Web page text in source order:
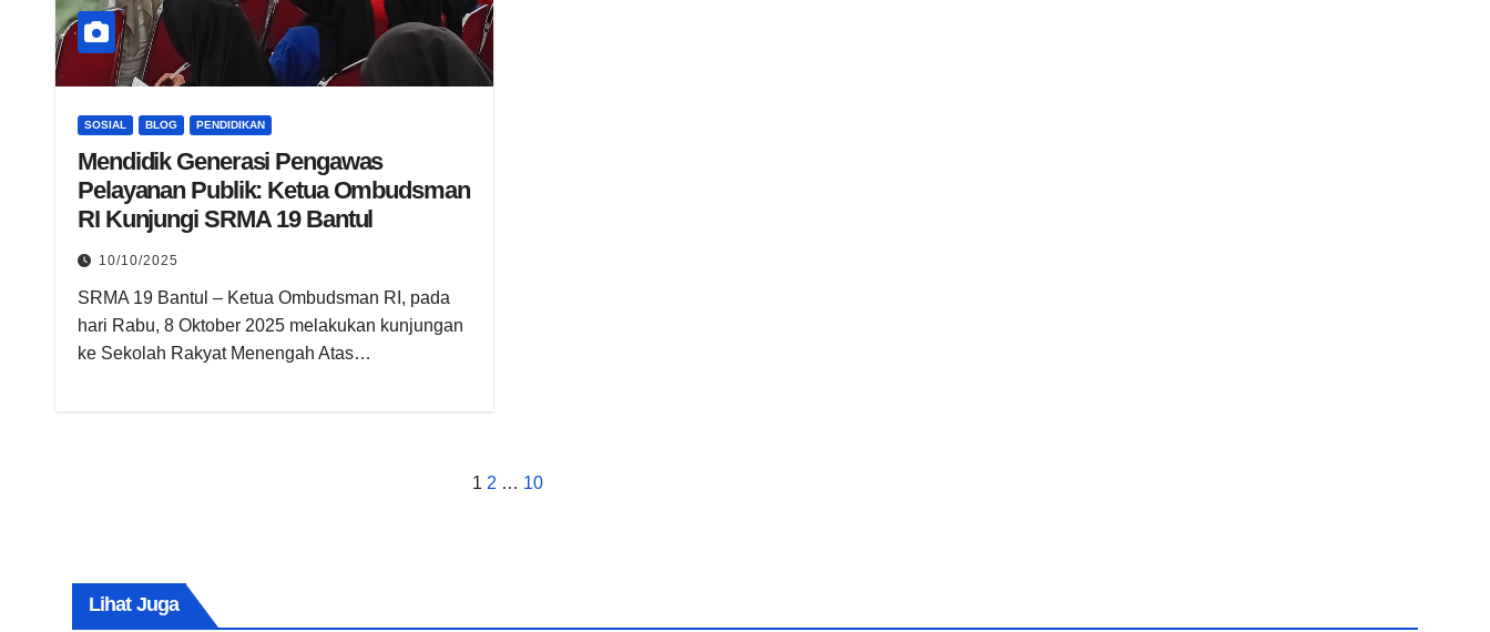
SOSIAL BLOG PENDIDIKAN
Mendidik Generasi Pengawas
Pelayanan Publik: Ketua Ombudsman
RI Kunjungi SRMA 19 Bantul
10/10/2025
SRMA 19 Bantul – Ketua Ombudsman RI, pada
hari Rabu, 8 Oktober 2025 melakukan kunjungan
ke Sekolah Rakyat Menengah Atas…
Paginasi
1 2 … 10
Lihat Juga